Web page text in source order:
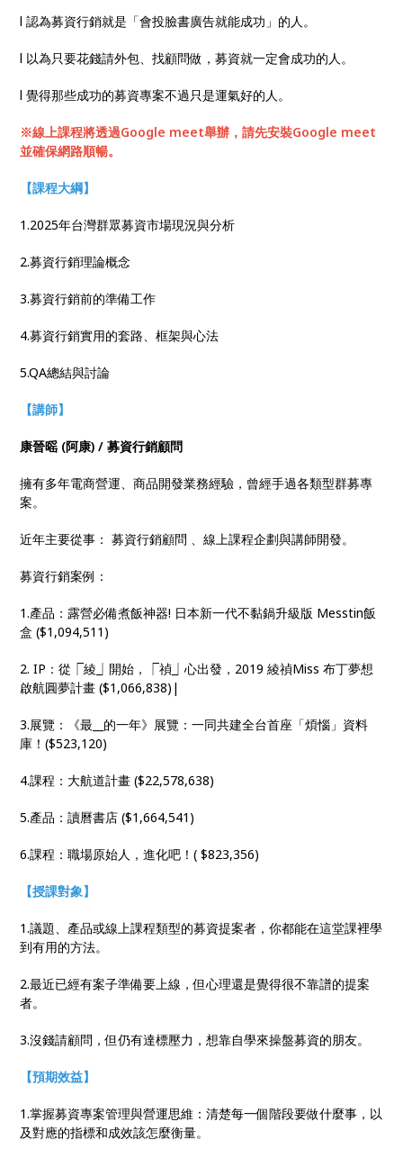
l 認為募資行銷就是「會投臉書廣告就能成功」的人。
l 以為只要花錢請外包、找顧問做，募資就一定會成功的人。
l 覺得那些成功的募資專案不過只是運氣好的人。
※線上課程將透過Google meet舉辦，請先安裝Google meet
並確保網路順暢。
【課程大綱】
1.2025年台灣群眾募資市場現況與分析
2.募資行銷理論概念
3.募資行銷前的準備工作
4.募資行銷實用的套路、框架與心法
5.QA總結與討論
【講師】
康晉暚 (阿康) / 募資行銷顧問
擁有多年電商營運、商品開發業務經驗，曾經手過各類型群募專
案。
近年主要從事： 募資行銷顧問 、線上課程企劃與講師開發。
募資行銷案例：
1.產品：露營必備煮飯神器! 日本新一代不黏鍋升級版 Messtin飯
盒 ($1,094,511)
2. IP：從⎾綾⏌開始，⎾禎⏌心出發，2019 綾禎Miss 布丁夢想
啟航圓夢計畫 ($1,066,838)|
3.展覽：《最__的一年》展覽：一同共建全台首座「煩惱」資料
庫！($523,120)
4.課程：大航道計畫 ($22,578,638)
5.產品：讀曆書店 ($1,664,541)
6.課程：職場原始人，進化吧！( $823,356)
【授課對象】
1.議題、產品或線上課程類型的募資提案者，你都能在這堂課裡學
到有用的方法。
2.最近已經有案子準備要上線，但心理還是覺得很不靠譜的提案
者。
3.沒錢請顧問，但仍有達標壓力，想靠自學來操盤募資的朋友。
【預期效益】
1.掌握募資專案管理與營運思維：清楚每一個階段要做什麼事，以
及對應的指標和成效該怎麼衡量。